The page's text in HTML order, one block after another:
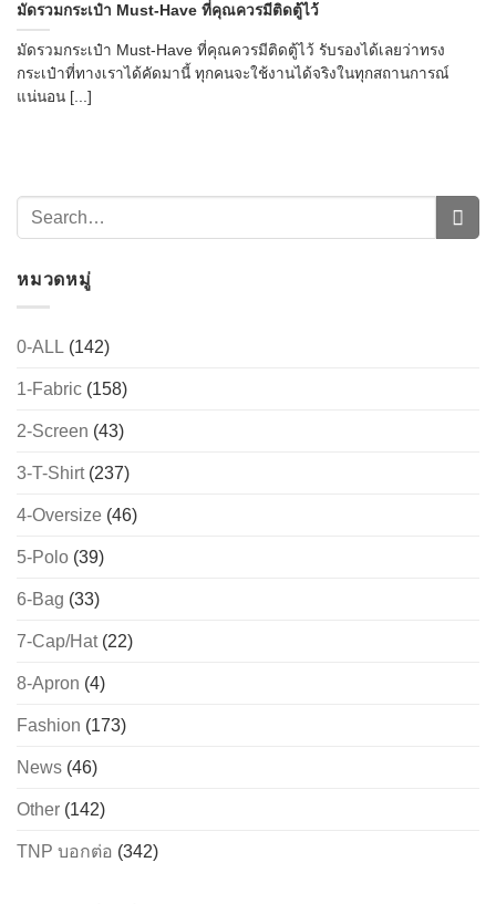
มัดรวมกระเป๋า Must-Have ที่คุณควรมีติดตู้ไว้
มัดรวมกระเป๋า Must-Have ที่คุณควรมีติดตู้ไว้ รับรองได้เลยว่าทรง
กระเป๋าที่ทางเราได้คัดมานี้ ทุกคนจะใช้งานได้จริงในทุกสถานการณ์
แน่นอน [...]
หมวดหมู่
0-ALL (142)
1-Fabric (158)
2-Screen (43)
3-T-Shirt(237)
4-Oversize (46)
5-Polo (39)
6-Bag (33)
7-Cap/Hat(22)
8-Apron (4)
Fashion (173)
News (46)
Other (142)
TNP บอกต่อ (342)